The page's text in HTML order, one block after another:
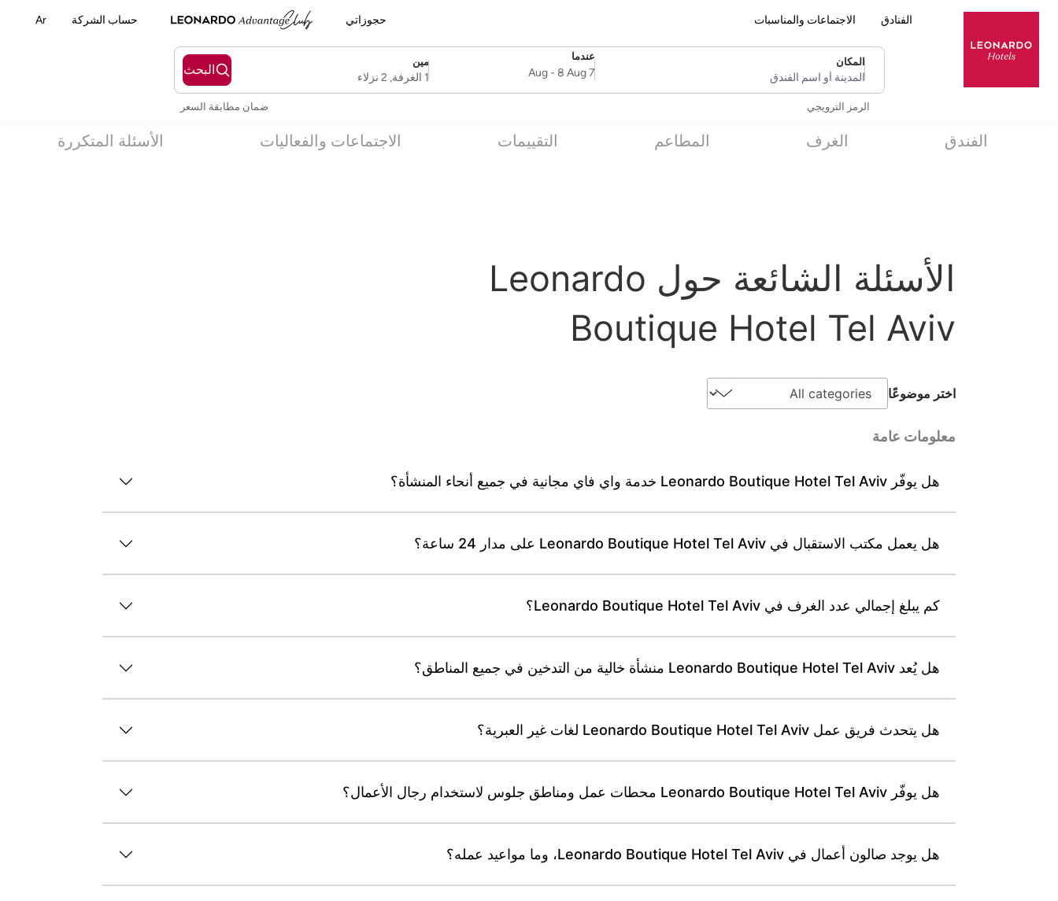
الفنادق الاجتماعات والمناسبات حجوزاتي حساب الشركة Ar
المكان
المدينة أو اسم الفندق
عندما
SelectDate
7 Aug
- 8 Aug
مين
Username1 الغرفة, 2 نزلاء
البحث
الرمز الترويجي ضمان مطابقة السعر
الفندق الغرف المطاعم التقييمات الاجتماعات والفعاليات الأسئلة المتكررة
الأسئلة الشائعة حول Leonardo
Boutique Hotel Tel Aviv
اختر موضوعًا
معلومات عامة
هل يوفّر Leonardo Boutique Hotel Tel Aviv خدمة واي فاي مجانية في جميع أنحاء المنشأة؟
هل يعمل مكتب الاستقبال في Leonardo Boutique Hotel Tel Aviv على مدار 24 ساعة؟
كم يبلغ إجمالي عدد الغرف في Leonardo Boutique Hotel Tel Aviv؟
هل يُعد Leonardo Boutique Hotel Tel Aviv منشأة خالية من التدخين في جميع المناطق؟
هل يتحدث فريق عمل Leonardo Boutique Hotel Tel Aviv لغات غير العبرية؟
هل يوفّر Leonardo Boutique Hotel Tel Aviv محطات عمل ومناطق جلوس لاستخدام رجال الأعمال؟
هل يوجد صالون أعمال في Leonardo Boutique Hotel Tel Aviv، وما مواعيد عمله؟